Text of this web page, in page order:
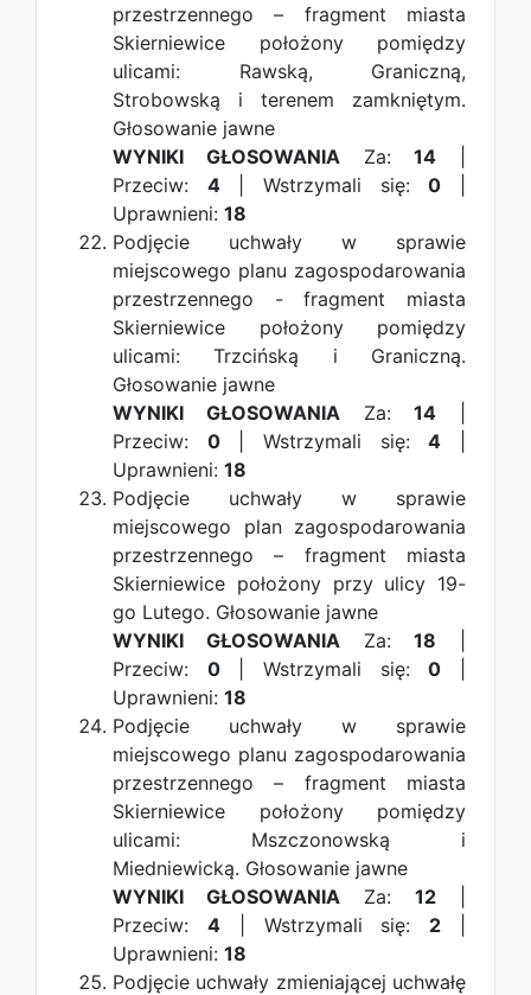
przestrzennego – fragment miasta
Skierniewice położony pomiędzy
ulicami: Rawską, Graniczną,
Strobowską i terenem zamkniętym.
Głosowanie jawne
WYNIKI GŁOSOWANIAZa:14
Przeciw: 4| Wstrzymali się:0
Uprawnieni: 18
Podjęcie uchwały w sprawie
miejscowego planu zagospodarowania
przestrzennego - fragment miasta
Skierniewice położony pomiędzy
ulicami: Trzcińską i Graniczną.
Głosowanie jawne
WYNIKI GŁOSOWANIAZa:14
Przeciw: 0| Wstrzymali się:4
Uprawnieni: 18
Podjęcie uchwały w sprawie
miejscowego plan zagospodarowania
przestrzennego – fragment miasta
Skierniewice położony przy ulicy 19-
go Lutego. Głosowanie jawne
WYNIKI GŁOSOWANIAZa:18
Przeciw: 0| Wstrzymali się:0
Uprawnieni: 18
Podjęcie uchwały w sprawie
miejscowego planu zagospodarowania
przestrzennego – fragment miasta
Skierniewice położony pomiędzy
ulicami: Mszczonowską i
Miedniewicką. Głosowanie jawne
WYNIKI GŁOSOWANIA Za: 12
Przeciw: 4| Wstrzymali się: 2
Uprawnieni: 18
Podjęcie uchwały zmieniającej uchwałę